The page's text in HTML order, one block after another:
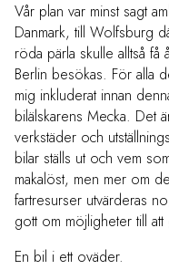
Vår plan var minst sagt
Danmark, till Wolfsburg
röda pärla skulle alltså
Berlin besökas. För alla
mig inkluderat innan
bilälskarens Mecka. Det
verkstäder och
bilar ställs ut och vem
makalöst, men mer om
fartresurser utvärderas
gott om möjligheter till att
En bil i ett oväder.